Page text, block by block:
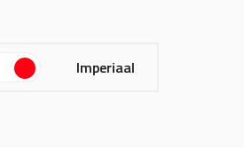
Imperiaal